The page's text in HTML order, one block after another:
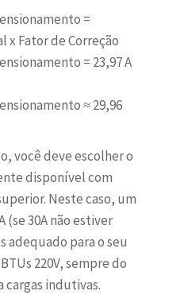
=
x Fator de Correção
= 23,97 A
≈ 29,96
você deve escolher o
disponível com
Neste caso, um
(se 30A não estiver
adequado para o seu
220V, sempre do
cargas indutivas.